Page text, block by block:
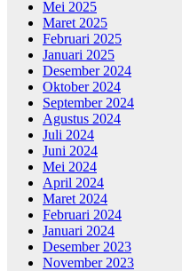
Mei 2025
Maret 2025
Februari 2025
Januari 2025
Desember 2024
Oktober 2024
September 2024
Agustus 2024
Juli 2024
Juni 2024
Mei 2024
April 2024
Maret 2024
Februari 2024
Januari 2024
Desember 2023
November 2023